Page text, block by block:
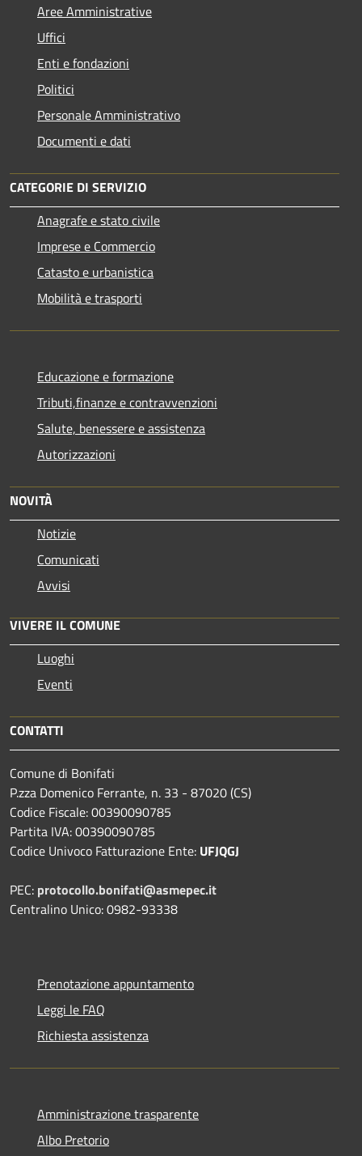
Aree Amministrative
Uffici
Enti e fondazioni
Politici
Personale Amministrativo
Documenti e dati
CATEGORIE DI SERVIZIO
Anagrafe e stato civile
Imprese e Commercio
Catasto e urbanistica
Mobilità e trasporti
Educazione e formazione
Tributi,finanze e contravvenzioni
Salute, benessere e assistenza
Autorizzazioni
NOVITÀ
Notizie
Comunicati
Avvisi
VIVERE IL COMUNE
Luoghi
Eventi
CONTATTI
Comune di Bonifati
P.zza Domenico Ferrante, n. 33 - 87020 (CS)
Codice Fiscale: 00390090785
Partita IVA: 00390090785
Codice Univoco Fatturazione Ente: UFJQGJ
PEC: protocollo.bonifati@asmepec.it
Centralino Unico: 0982-93338
Prenotazione appuntamento
Leggi le FAQ
Richiesta assistenza
Amministrazione trasparente
Albo Pretorio